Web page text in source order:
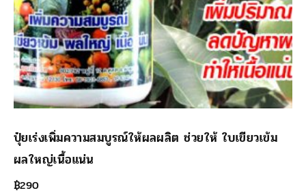
ปุ๋ยเร่งเพิ่มความสมบูรณ์ให้ผลผลิต ช่วยให้ ใบเขียวเข้ม
ผลใหญ่เนื้อแน่น
฿290